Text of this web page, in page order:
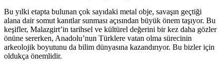
Bu yılki etapta bulunan çok sayıdaki metal obje, savaşın geçtiği
alana dair somut kanıtlar sunması açısından büyük önem taşıyor. Bu
keşifler, Malazgirt’in tarihsel ve kültürel değerini bir kez daha gözler
önüne sererken, Anadolu’nun Türklere vatan olma sürecinin
arkeolojik boyutunu da bilim dünyasına kazandırıyor. Bu bizler için
oldukça önemlidir.